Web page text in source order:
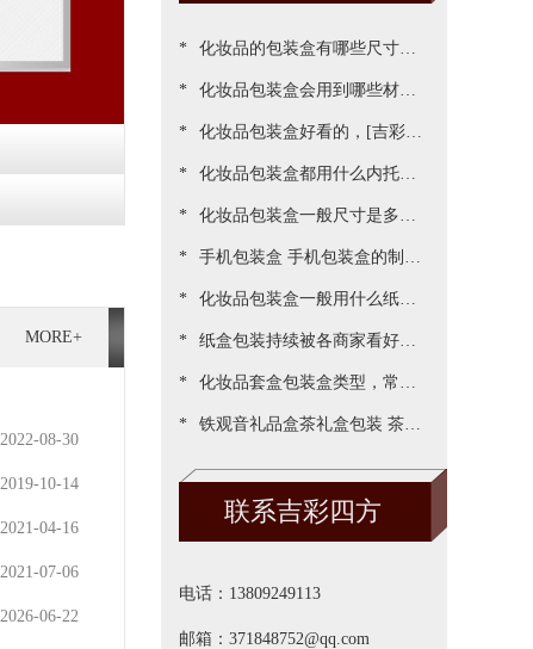
MORE+
2022-08-30
2019-10-14
2021-04-16
2021-07-06
2026-06-22
* 化妆品的包装盒有哪些尺寸，
包装尺寸需要怎么设定呢[吉彩
四方]
* 化妆品包装盒会用到哪些材
质？[吉彩四方]为您一一罗列
出来
* 化妆品包装盒好看的，[吉彩四
方]为客户做出各种好看包装案
例
* 化妆品包装盒都用什么内托，
[吉彩四方]常见的有三种材质
* 化妆品包装盒一般尺寸是多
少，实际测算的尺寸更精准[吉
彩四方]
* 手机包装盒 手机包装盒的制作
过程[吉彩四方]详解包装的制
作流程
* 化妆品包装盒一般用什么纸，
说说常用的材质都有哪些[吉彩
四方]
* 纸盒包装持续被各商家看好，
源于国家对环保的重视与监管
[吉彩四方]新闻
* 化妆品套盒包装盒类型，常见
的包装盒型有哪些呢？[吉彩四
方]
* 铁观音礼品盒茶礼盒包装 茶叶
包装盒礼盒定制厂家[吉彩四
联系吉彩四方
电话：13809249113
邮箱：371848752@qq.com